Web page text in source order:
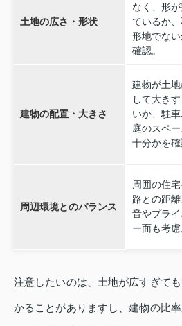
土地の広さ・形状
なく、形が
ているか
形地でな
確認。
建物の配置・大きさ
建物が土
して大き
いか、駐
庭のスペ
十分かを確
周辺環境とのバランス
周囲の住
路との距
音やプラ
ー面も考慮
注意したいのは、土地が広すぎて
かることがありますし、建物の比